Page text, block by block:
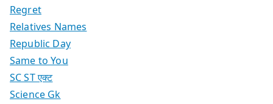
Regret
Relatives Names
Republic Day
Same to You
SC ST एक्ट
Science Gk